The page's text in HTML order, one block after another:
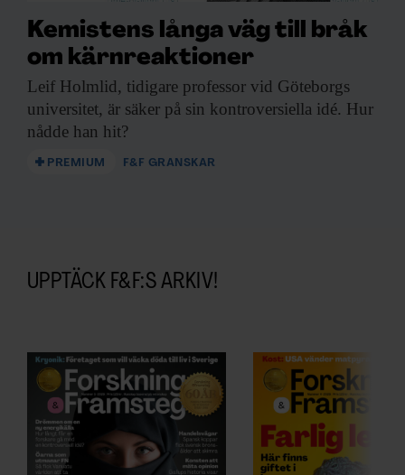
Kemistens långa väg till bråk
om kärnreaktioner
Leif Holmlid, tidigare professor vid Göteborgs
universitet, är säker på sin kontroversiella idé. Hur
nådde han hit?
PREMIUM F&F GRANSKAR
UPPTÄCK F&F:S ARKIV!